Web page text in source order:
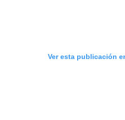
Ver esta publicación